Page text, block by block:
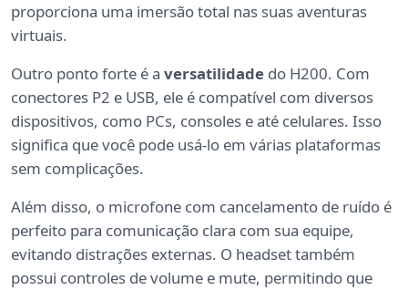
proporciona uma imersão total nas suas aventuras
virtuais.
Outro ponto forte é a versatilidade do H200. Com
conectores P2 e USB, ele é compatível com diversos
dispositivos, como PCs, consoles e até celulares. Isso
significa que você pode usá-lo em várias plataformas
sem complicações.
Além disso, o microfone com cancelamento de ruído é
perfeito para comunicação clara com sua equipe,
evitando distrações externas. O headset também
possui controles de volume e mute, permitindo que